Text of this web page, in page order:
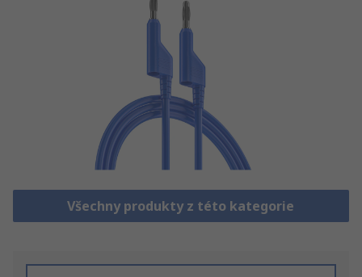
Všechny produkty z této kategorie